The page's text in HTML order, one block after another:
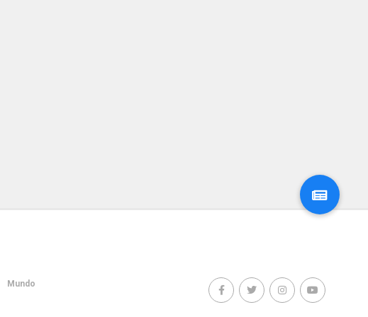
Mundo